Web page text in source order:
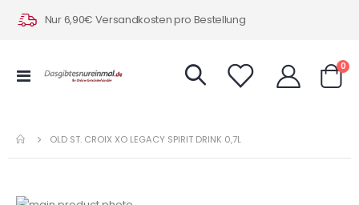
Nur 6,90€ Versandkosten pro Bestellung
Navigation
0
OLD ST. CROIX XO LEGACY SPIRIT DRINK 0,7L